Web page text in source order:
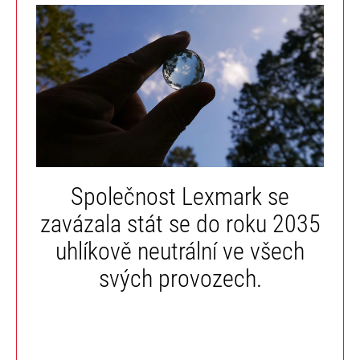
Společnost Lexmark se
zavázala stát se do roku 2035
uhlíkově neutrální ve všech
svých provozech.